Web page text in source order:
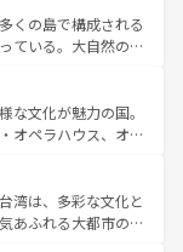
参照してほしい。
だ。一方、アメリカ
ャニオンやイエロー
食が融合した独特の
域で異なる魅力を楽
を感じることができ
い。
くの島で構成される
ている。大自然の神
光地といえばオアフ
イ島やカウアイ島が
海をはじめ、豊かな
えてくれるハワイの
イアンミュージッ
がハワイの魅力を彩
な文化が魅力の国。
オペラハウス、オー
ルル（エアーズロッ
アンズの熱帯雨林な
ェやワイン、オージ
湾は、多彩な文化と
あふれる大都市の台